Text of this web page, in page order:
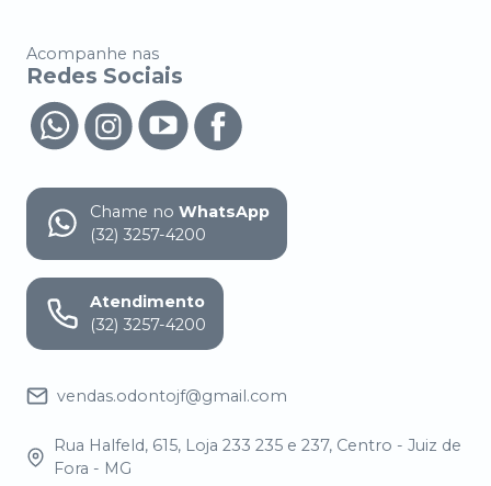
Acompanhe nas
Redes Sociais
Chame no WhatsApp
(32) 3257-4200
Atendimento
(32) 3257-4200
vendas.odontojf@gmail.com
Rua Halfeld, 615, Loja 233 235 e 237, Centro - Juiz de
Fora - MG